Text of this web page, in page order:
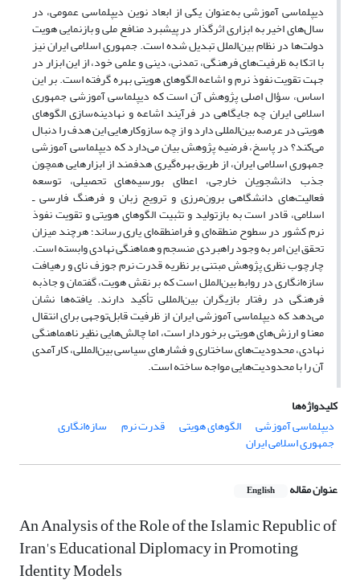
دیپلماسی آموزشی به‌عنوان یکی از ابعاد نوین دیپلماسی عمومی، در
سال‌های اخیر به ابزاری اثرگذار در پیشبرد منافع ملی و بازنمایی هویت
دولت‌ها در نظام بین‌الملل تبدیل شده است. جمهوری اسلامی ایران نیز
با اتکا به ظرفیت‌های فرهنگی، تمدنی، دینی و علمی خود، از این ابزار در
جهت تقویت نفوذ نرم و اشاعه الگوهای هویتی بهره گرفته است. بر این
اساس، سؤال اصلی پژوهش آن است که دیپلماسی آموزشی جمهوری
اسلامی ایران چه جایگاهی در فرآیند اشاعه و نهادینه‌سازی الگوهای
هویتی در عرصه بین‌المللی دارد و از چه سازوکارهایی این هدف را دنبال
می‌کند؟ در پاسخ، فرضیه پژوهش بیان می‌دارد که دیپلماسی آموزشی
جمهوری اسلامی ایران، از طریق بهره‌گیری هدفمند از ابزارهایی همچون
جذب دانشجویان خارجی، اعطای بورسیه‌های تحصیلی، توسعه
فعالیت‌های دانشگاهی برون‌مرزی و ترویج زبان و فرهنگ فارسی ـ
اسلامی، قادر است به بازتولید و تثبیت الگوهای هویتی و تقویت نفوذ
نرم کشور در سطوح منطقه‌ای و فرامنطقه‌ای یاری رساند؛ هرچند میزان
تحقق این امر به وجود راهبردی منسجم و هماهنگی نهادی وابسته است.
چارچوب نظری پژوهش مبتنی بر نظریه قدرت نرم جوزف نای و رهیافت
سازه‌انگاری در روابط بین‌الملل است که بر نقش هویت، گفتمان و جاذبه
فرهنگی در رفتار بازیگران بین‌المللی تأکید دارند. یافته‌ها نشان
می‌دهد که دیپلماسی آموزشی ایران از ظرفیت قابل‌توجهی برای انتقال
معنا و ارزش‌های هویتی برخوردار است، اما چالش‌هایی نظیر ناهماهنگی
نهادی، محدودیت‌های ساختاری و فشارهای سیاسی بین‌المللی، کارآمدی
آن را با محدودیت‌هایی مواجه ساخته است.
کلیدواژه‌ها
دیپلماسی آموزشی
الگوهای هویتی قدرت نرم سازه‌انگاری
جمهوری اسلامی ایران
عنوان مقاله English
An Analysis of the Role of the Islamic Republic of
Iran's Educational Diplomacy in Promoting
Identity Models